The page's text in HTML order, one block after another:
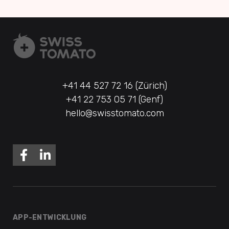
+41 44 527 72 16 (Zürich)
+41 22 753 05 71 (Genf)
hello@swisstomato.com
APP-ENTWICKLUNG